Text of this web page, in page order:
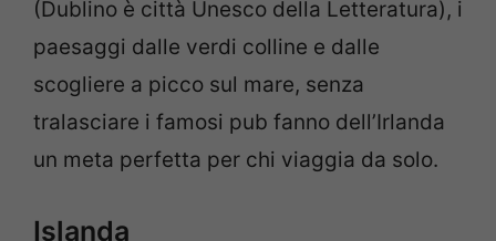
(Dublino è città Unesco della Letteratura), i
paesaggi dalle verdi colline e dalle
scogliere a picco sul mare, senza
tralasciare i famosi pub fanno dell’Irlanda
un meta perfetta per chi viaggia da solo.
Islanda